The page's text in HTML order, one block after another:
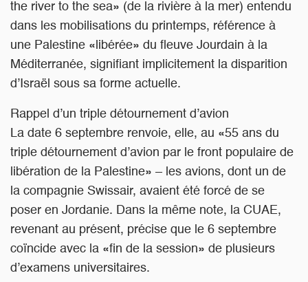
the river to the sea» (de la rivière à la mer) entendu
dans les mobilisations du printemps, référence à
une Palestine «libérée» du fleuve Jourdain à la
Méditerranée, signifiant implicitement la disparition
d’Israël sous sa forme actuelle.
Rappel d’un triple détournement d’avion
La date 6 septembre renvoie, elle, au «55 ans du
triple détournement d’avion par le front populaire de
libération de la Palestine» – les avions, dont un de
la compagnie Swissair, avaient été forcé de se
poser en Jordanie. Dans la même note, la CUAE,
revenant au présent, précise que le 6 septembre
coïncide avec la «fin de la session» de plusieurs
d’examens universitaires.